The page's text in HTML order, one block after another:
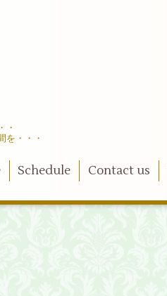
・
を・・・
Schedule Contact us